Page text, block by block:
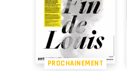
PROCHAINEMENT